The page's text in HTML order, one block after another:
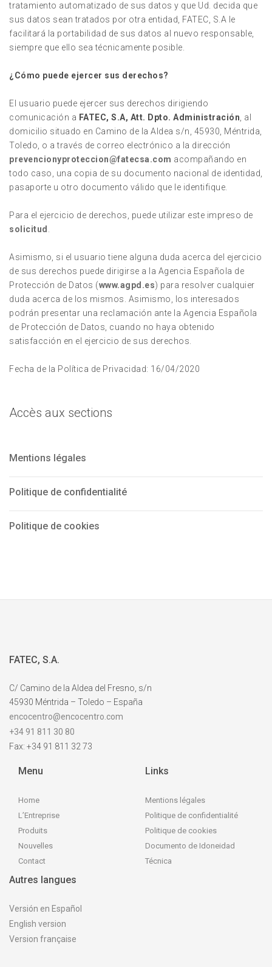
tratamiento automatizado de sus datos y que Ud. decida que
sus datos sean tratados por otra entidad, FATEC, S.A le
facilitará la portabilidad de sus datos al nuevo responsable,
siempre que ello sea técnicamente posible.
¿Cómo puede ejercer sus derechos?
El usuario puede ejercer sus derechos dirigiendo
comunicación a FATEC, S.A, Att. Dpto. Administración , al
domicilio situado en Camino de la Aldea s/n, 45930, Méntrida,
Toledo, o a través de correo electrónico a la dirección
prevencionyproteccion@fatecsa.com acompañando en
todo caso, una copia de su documento nacional de identidad,
pasaporte u otro documento válido que le identifique.
Para el ejercicio de derechos, puede utilizar este impreso de
solicitud
Asimismo, si el usuario tiene alguna duda acerca del ejercicio
de sus derechos puede dirigirse a la Agencia Española de
Protección de Datos (www.agpd.es) para resolver cualquier
duda acerca de los mismos. Asimismo, los interesados
podrán presentar una reclamación ante la Agencia Española
de Protección de Datos, cuando no haya obtenido
satisfacción en el ejercicio de sus derechos.
Fecha de la Política de Privacidad: 16/04/2020
Accès aux sections
Mentions légales
Politique de confidentialité
Politique de cookies
FATEC, S.A.
C/ Camino de la Aldea del Fresno, s/n
45930 Méntrida – Toledo – España
encocentro@encocentro.com
+34 91 811 30 80
Fax: +34 91 811 32 73
Menu
Home
L’Entreprise
Produits
Nouvelles
Contact
Links
Mentions légales
Politique de confidentialité
Politique de cookies
Documento de Idoneidad
Técnica
Autres langues
Versión en Español
English version
Version française